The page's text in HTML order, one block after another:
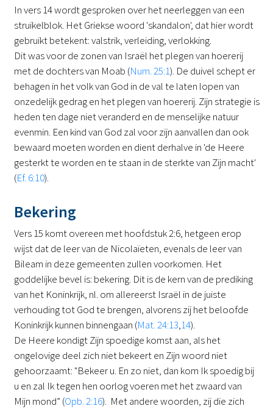
In vers 14 wordt gesproken over het neerleggen van een
struikelblok. Het Griekse woord 'skandalon', dat hier wordt
gebruikt betekent: valstrik, verleiding, verlokking.
Dit was voor de zonen van Israël het plegen van hoererij
met de dochters van Moab (Num. 25:1). De duivel schept er
behagen in het volk van God in de val te laten lopen van
onzedelijk gedrag en het plegen van hoererij. Zijn strategie is
heden ten dage niet veranderd en de menselijke natuur
evenmin. Een kind van God zal voor zijn aanvallen dan ook
bewaard moeten worden en dient derhalve in 'de Heere
gesterkt te worden en te staan in de sterkte van Zijn macht'
(Ef. 6:10).
Bekering
Vers 15 komt overeen met hoofdstuk 2:6, hetgeen erop
wijst dat de leer van de Nicolaïeten, evenals de leer van
Bileam in deze gemeenten zullen voorkomen. Het
goddelijke bevel is: bekering. Dit is de kern van de prediking
van het Koninkrijk, nl. om allereerst Israël in de juiste
verhouding tot God te brengen, alvorens zij het beloofde
Koninkrijk kunnen binnengaan (Mat. 24:13,14).
De Heere kondigt Zijn spoedige komst aan, als het
ongelovige deel zich niet bekeert en Zijn woord niet
gehoorzaamt: "Bekeer u. En zo niet, dan kom Ik spoedig bij
u en zal Ik tegen hen oorlog voeren met het zwaard van
Mijn mond” (Opb. 2:16). Met andere woorden, zij die zich